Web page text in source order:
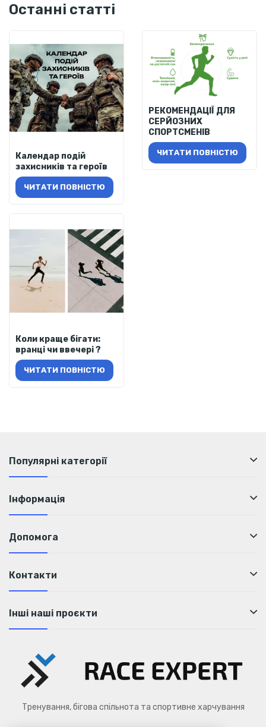
Останні статті
Календар подій
захисників та героїв
ЧИТАТИ ПОВНІСТЮ
РЕКОМЕНДАЦІЇ ДЛЯ
СЕРЙОЗНИХ
СПОРТСМЕНІВ
ЧИТАТИ ПОВНІСТЮ
Коли краще бігати:
вранці чи ввечері ?
ЧИТАТИ ПОВНІСТЮ
Популярні категорії
Інформація
Допомога
Контакти
Інші наші проєкти
Тренування, бігова спільнота та спортивне харчування